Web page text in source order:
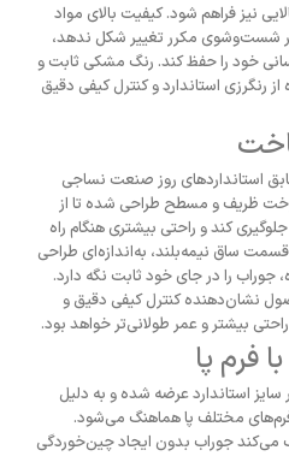
نیز فراهم شود. کیفیت بالای مواد
شست‌وشوی مکرر تغییر شکل ندهد،
خود را حفظ کند. رنگ مشکی ثابت و
رنگرزی استاندارد و کنترل کیفی دقیق
استانداردهای روز صنعت نساجی
ظریف و مسطح طراحی شده تا از
کند و راحتی بیشتری هنگام راه
ساق نیمه‌بلند، به‌اندازه‌ای طراحی
جوراب را در جای خود ثابت نگه دارد.
نشان‌دهنده کنترل کیفی دقیق و
بیشتر و عمر طولانی‌تر خواهد بود.
فرم پا
سایز استاندارد عرضه شده و به دلیل
مختلف پا هماهنگ می‌شود.
جوراب بدون ایجاد چین‌خوردگی